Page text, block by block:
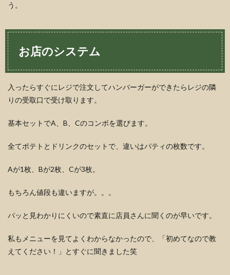
う。
お店のシステム
入ったらすぐにレジで注文してハンバーガーができたらレジの隣
りの受取口で受け取ります。
基本セットでA、B、Cのコンボを選びます。
全てポテトとドリンクのセットで、違いはパティの枚数です。
Aが1枚、Bが2枚、Cが3枚。
もちろん値段も違いますが。。。
パッと見わかりにくいので素直に店員さんに聞くのが早いです。
私もメニューを見てよくわからなかったので、「初めてなので教
えてください！」とすぐに聞きました笑